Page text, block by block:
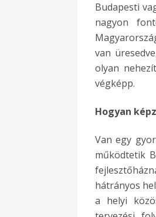
Budapesti
nagyon
van
olyan
végképp.
Hogyan
Van egy
működtetik
hátrányos
a helyi